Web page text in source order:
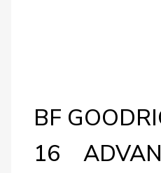
BF
16